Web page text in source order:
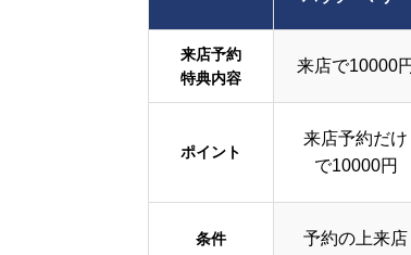
来店予約
特典内容
来店で10000円
ポイント
来店予約だけ
で10000円
条件 予約の上来店